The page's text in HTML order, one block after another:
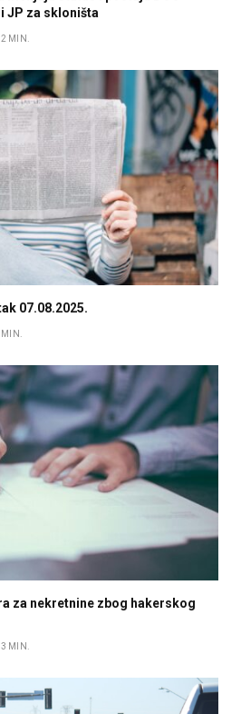
JP za skloništa
2 MIN.
07.08.2025.
za nekretnine zbog hakerskog
3 MIN.